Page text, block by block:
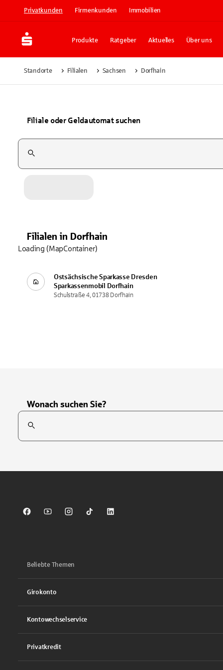
Privatkunden Firmenkunden Immobilien
Produkte Ratgeber Aktuelles Über uns
Standorte Filialen Sachsen Dorfhain
Filiale oder Geldautomat suchen
Suchfeld
Filialen in Dorfhain
Ostsächsische Sparkasse Dresden
Sparkassenmobil Dorfhain
Schulstraße 4, 01738 Dorfhain
Loading (MapContainer)
Wonach suchen Sie?
Suchfeld
Sparkasse auf Facebook
Sparkasse auf Youtube
Sparkasse auf Instagram
Sparkasse auf TikTok
Sparkasse auf LinkedIn
Beliebte Themen
Girokonto
Kontowechselservice
Privatkredit